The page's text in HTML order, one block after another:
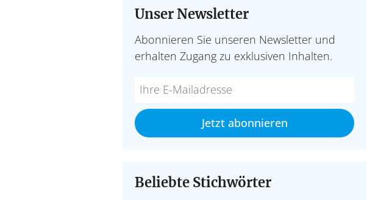
Unser Newsletter
Abonnieren Sie unseren Newsletter und
erhalten Zugang zu exklusiven Inhalten.
Do
fill
this
*Ihre
Mailadresse:
Jetzt abonnieren
Beliebte Stichwörter